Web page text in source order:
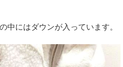
中にはダウンが入っています。